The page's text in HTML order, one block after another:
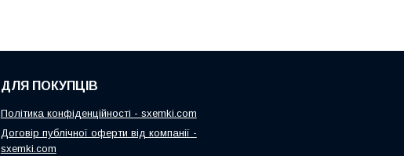
ДЛЯ ПОКУПЦІВ
Політика конфіденційності - sxemki.com
Договір публічної оферти від компанії -
sxemki.com